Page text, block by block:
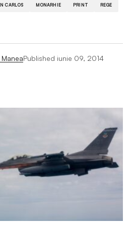
CARLOS MONARHIE PRINT REGE
Published iunie 09, 2014